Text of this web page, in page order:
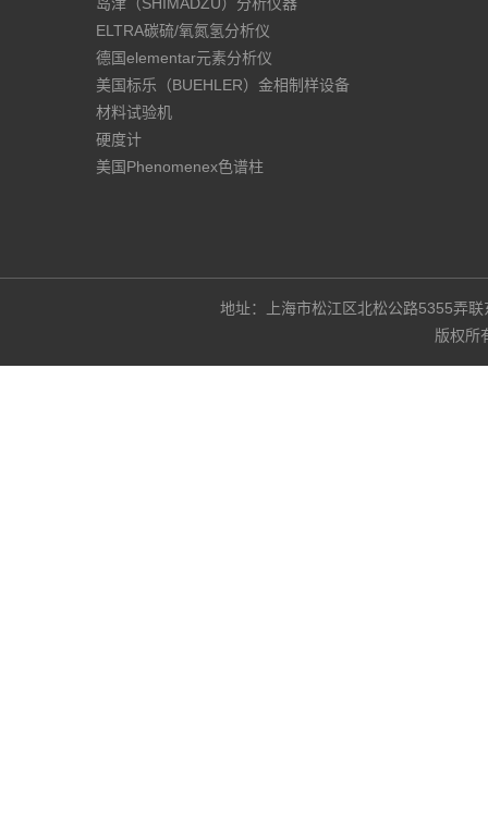
ELTRA碳硫/氧氮氢分析仪
德国elementar元素分析仪
美国标乐（BUEHLER）金相制样设备
材料试验机
硬度计
美国Phenomenex色谱柱
地址：上海市松江区北松公路5355
版权所